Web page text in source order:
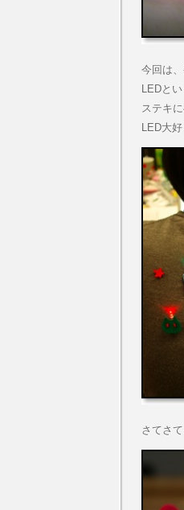
今回は
LEDと
ステキ
LED大好
さてさ